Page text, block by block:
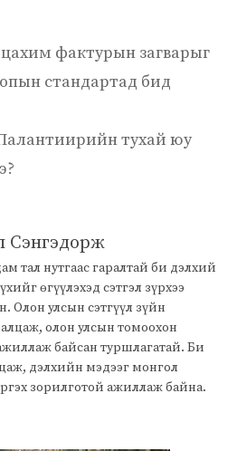
фактурын загварыг
стандартад бид
тухай юу
Сэнгэдорж
тал нутгаас гаралтай би дэлхий
өгүүлэхэд сэтгэл зүрхээ
Олон улсын сэтгүүл зүйн
олон улсын томоохон
байсан туршлагатай. Би
дэлхийн мэдээг монгол
зорилготой ажиллаж байна.